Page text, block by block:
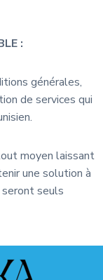
:
générales,
de services qui
moyen laissant
une solution à
seront seuls